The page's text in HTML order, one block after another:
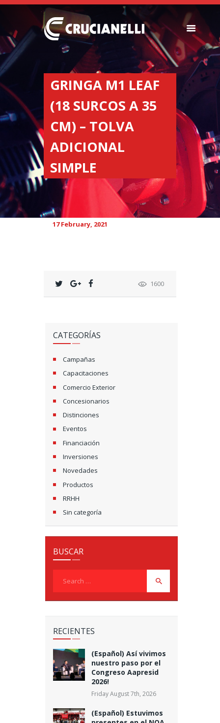
GRINGA M1 LEAF
(18 SURCOS A 35
CM) – TOLVA
ADICIONAL
SIMPLE
SEEDERS
FERTILIZER
SPREADERS
ABOUT US
DEALERSHIPS
NEWS
COMPANY
CONTACT
17 February, 2021
1600
CATEGORÍAS
Campañas
Capacitaciones
Comercio Exterior
Concesionarios
Distinciones
Eventos
Financiación
Inversiones
Novedades
Productos
RRHH
Sin categoría
BUSCAR
RECIENTES
(Español) Así vivimos
nuestro paso por el
Congreso Aapresid
2026!
Friday August 7th, 2026
(Español) Estuvimos